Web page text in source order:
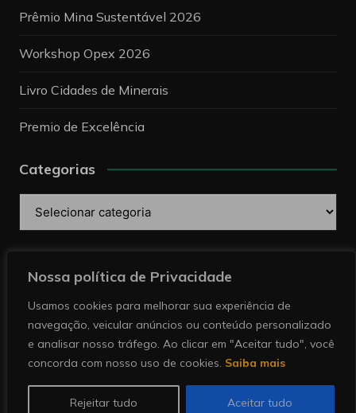
Nossa política de Privacidade
Usamos cookies para melhorar sua experiência de
navegação, veicular anúncios ou conteúdo personalizado
e analisar nosso tráfego. Ao clicar em "Aceitar tudo", você
concorda com nosso uso de cookies. Saiba mais
Rejeitar tudo Aceitar tudo
Prêmio Mina Sustentável 2026
Workshop Opex 2026
Livro Cidades de Minerais
Premio de Excelência
Categorias
mineração. Todos direitos reservados.